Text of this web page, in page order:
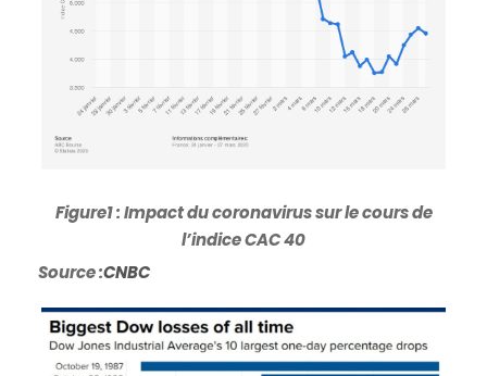
Figure1 : Impact du coronavirus sur le cours de
l’indice CAC 40
Source :CNBC